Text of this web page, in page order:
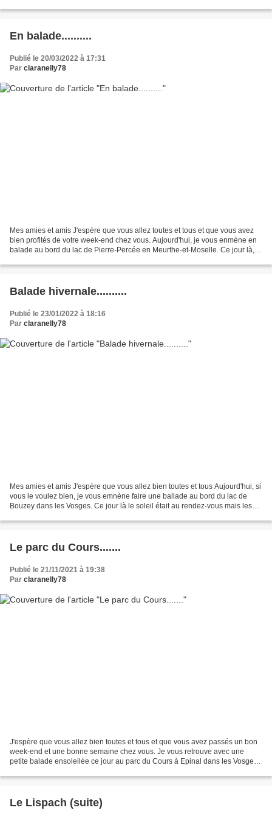
En balade..........
Publié le 20/03/2022 à 17:31
Par claranelly78
Mes amies et amis J'espère que vous allez toutes et tous et que vous avez
bien profités de votre week-end chez vous. Aujourd'hui, je vous enmène en
balade au bord du lac de Pierre-Percée en Meurthe-et-Moselle. Ce jour là, le
Balade hivernale..........
Publié le 23/01/2022 à 18:16
Par claranelly78
Mes amies et amis J'espère que vous allez bien toutes et tous Aujourd'hui, si
vous le voulez bien, je vous emnène faire une ballade au bord du lac de
Bouzey dans les Vosges. Ce jour là le soleil était au rendez-vous mais les
Le parc du Cours.......
Publié le 21/11/2021 à 19:38
Par claranelly78
J'espère que vous allez bien toutes et tous et que vous avez passés un bon
week-end et une bonne semaine chez vous. Je vous retrouve avec une
petite balade ensoleilée ce jour au parc du Cours à Epinal dans les Vosges
Le Lispach (suite)